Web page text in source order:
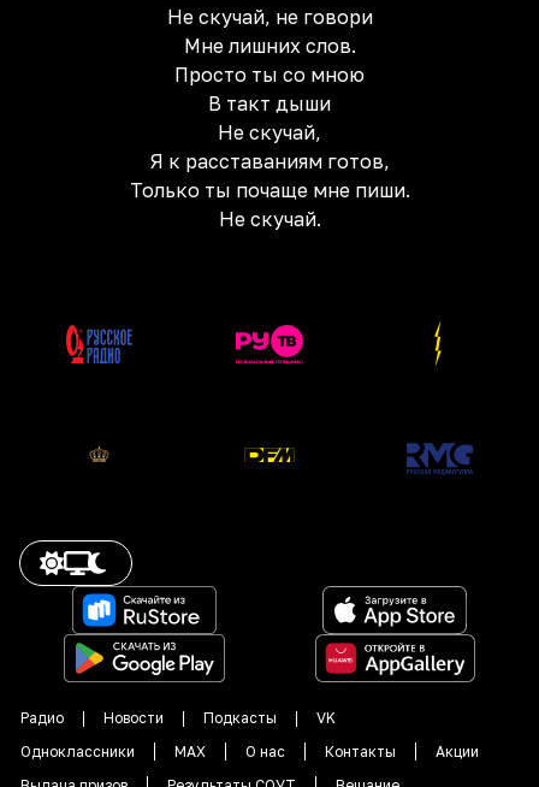
Не скучай, не говори
Мне лишних слов.
Просто ты со мною
В такт дыши
Не скучай,
Я к расставаниям готов,
Только ты почаще мне пиши.
Не скучай.
Радио Новости Подкасты
VK
Одноклассники
MAX О нас Контакты
Акции